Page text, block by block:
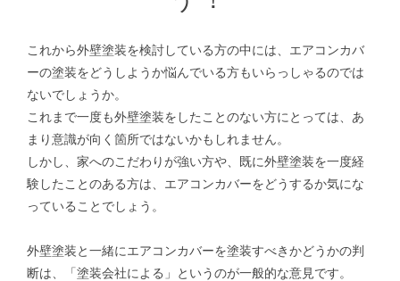
これから外壁塗装を検討している方の中には、エアコンカバ
ーの塗装をどうしようか悩んでいる方もいらっしゃるのでは
ないでしょうか。
これまで一度も外壁塗装をしたことのない方にとっては、あ
まり意識が向く箇所ではないかもしれません。
しかし、家へのこだわりが強い方や、既に外壁塗装を一度経
験したことのある方は、エアコンカバーをどうするか気にな
っていることでしょう。
外壁塗装と一緒にエアコンカバーを塗装すべきかどうかの判
断は、「塗装会社による」というのが一般的な意見です。